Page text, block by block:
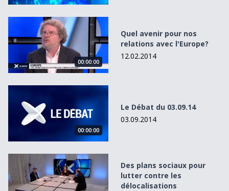
Quel avenir pour nos relations avec l&#039;Europe?
00:00:00
Quel avenir pour nos
relations avec l'Europe?
12.02.2014
00:00:00
Le Débat du 03.09.14
03.09.2014
Des plans sociaux pour lutter contre les délocalisations
Des plans sociaux pour
lutter contre les
délocalisations